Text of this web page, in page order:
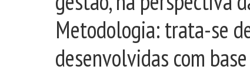
Metodologia: trata-se
desenvolvidas com